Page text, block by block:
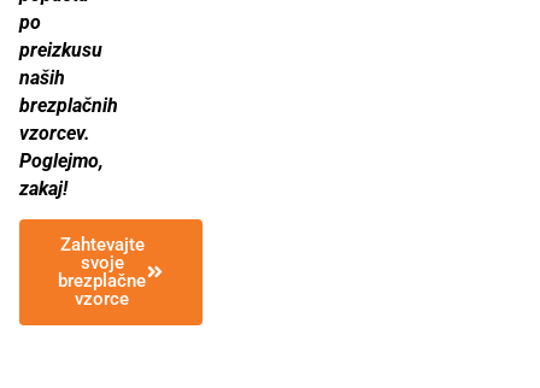
po
preizkusu
naših
brezplačnih
vzorcev.
Poglejmo,
zakaj!
Zahtevajte
svoje
brezplačne
vzorce